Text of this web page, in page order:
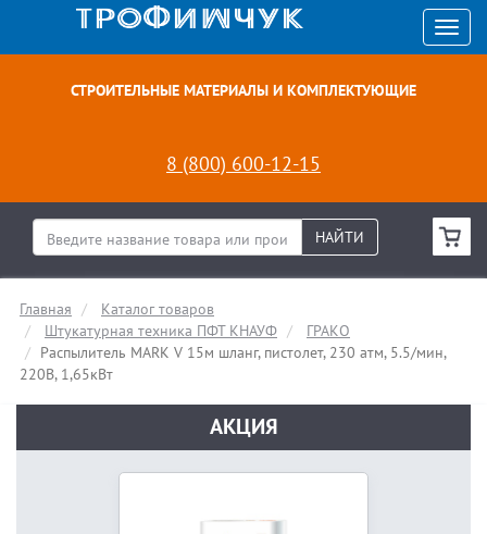
СТРОИТЕЛЬНЫЕ МАТЕРИАЛЫ И КОМПЛЕКТУЮЩИЕ
8 (800) 600-12-15
НАЙТИ
Главная
Каталог товаров
Штукатурная техника ПФТ КНАУФ
ГРАКО
Распылитель MARK V 15м шланг, пистолет, 230 атм, 5.5/мин,
220В, 1,65кВт
АКЦИЯ